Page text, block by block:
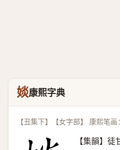
婒康熙字典
【丑集下】【女字部】 康熙笔
【集韻】徒